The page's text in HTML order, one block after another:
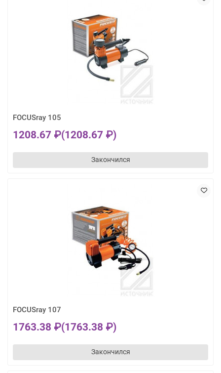
FOCUSray 105
1208.67 ₽(1208.67 ₽)
Закончился
FOCUSray 107
1763.38 ₽(1763.38 ₽)
Закончился